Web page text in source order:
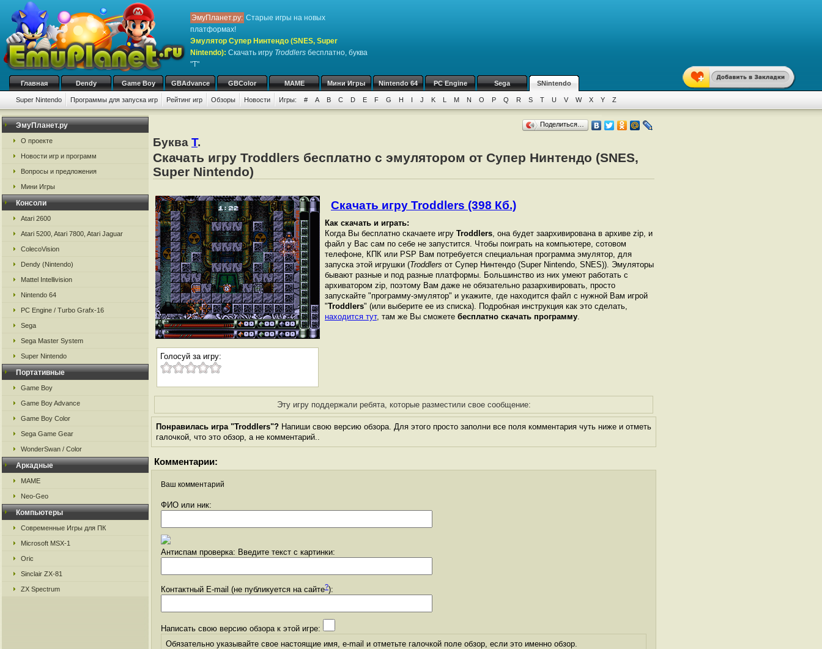
ЭмуПланет.ру: Старые игры на новых
платформах!
Эмулятор Супер Нинтендо (SNES, Super
Nintendo): Скачать игру Troddlers бесплатно, буква
"T"
Главная Dendy Game Boy GBAdvance GBColor MAME Мини Игры Nintendo 64 PC Engine Sega SNintendo
Super Nintendo Программы для запуска игр Рейтинг игр Обзоры Новости Игры: # A B C D E F G H I J K L M N O P Q R S T U V W X Y Z
ЭмуПланет.ру
О проекте
Новости игр и программ
Вопросы и предложения
Мини Игры
Консоли
Atari 2600
Atari 5200, Atari 7800, Atari Jaguar
ColecoVision
Dendy (Nintendo)
Mattel Intellivision
Nintendo 64
PC Engine / Turbo Grafx-16
Sega
Sega Master System
Super Nintendo
Портативные
Game Boy
Game Boy Advance
Game Boy Color
Sega Game Gear
WonderSwan / Color
Аркадные
MAME
Neo-Geo
Компьютеры
Современные Игры для ПК
Microsoft MSX-1
Oric
Sinclair ZX-81
ZX Spectrum
Поделиться…
Буква T.
Скачать игру Troddlers бесплатно с эмулятором от Супер Нинтендо (SNES,
Super Nintendo)
Голосуй за игру:
Скачать игру Troddlers (398 Кб.)
Как скачать и играть:
Когда Вы бесплатно скачаете игру Troddlers, она будет заархивирована в архиве zip, и
файл у Вас сам по себе не запустится. Чтобы поиграть на компьютере, сотовом
телефоне, КПК или PSP Вам потребуется специальная программа эмулятор, для
запуска этой игрушки (Troddlers от Супер Нинтендо (Super Nintendo, SNES)). Эмуляторы
бывают разные и под разные платформы. Большинство из них умеют работать с
архиватором zip, поэтому Вам даже не обязательно разархивировать, просто
запускайте "программу-эмулятор" и укажите, где находится файл с нужной Вам игрой
"Troddlers" (или выберите ее из списка). Подробная инструкция как это сделать,
находится тут, там же Вы сможете бесплатно скачать программу.
Эту игру поддержали ребята, которые разместили свое сообщение:
Понравилась игра "Troddlers"? Напиши свою версию обзора. Для этого просто заполни все поля комментария чуть ниже и отметь
галочкой, что это обзор, а не комментарий..
Комментарии:
Ваш комментарий
ФИО или ник:
Антиспам проверка: Введите текст с картинки:
Контактный E-mail (не публикуется на сайте?):
Написать свою версию обзора к этой игре:
Обязательно указывайте свое настоящие имя, e-mail и отметьте галочкой поле обзор, если это именно обзор.